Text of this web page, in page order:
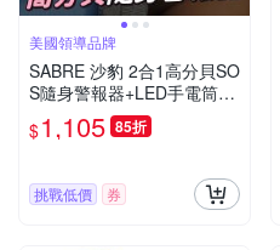
美國領導品牌
SABRE 沙豹 2合1高分貝SO
S隨身警報器+LED手電筒
(黑色/紫色)
$1,105 85折
挑戰低價 券